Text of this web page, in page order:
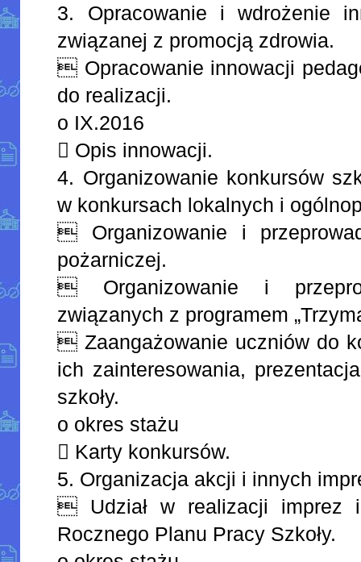
3. Opracowanie i wdrożenie
związanej z promocją zdrowia.
 Opracowanie innowacji
do realizacji.
o IX.2016
 Opis innowacji.
4. Organizowanie konkursów
w konkursach lokalnych i
 Organizowanie i
pożarniczej.
 Organizowanie i
związanych z programem
 Zaangażowanie uczniów do
ich zainteresowania,
szkoły.
o okres stażu
 Karty konkursów.
5. Organizacja akcji i innych
 Udział w realizacji imprez
Rocznego Planu Pracy Szkoły.